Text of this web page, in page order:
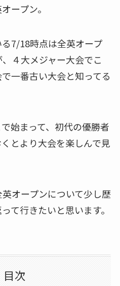
ープン。
7/18時点は全英オープ
４大メジャー大会でこ
一番古い大会と知ってる
始まって、初代の優勝者
とより大会を楽しんで見
オープンについて少し歴
て行きたいと思います。
目次